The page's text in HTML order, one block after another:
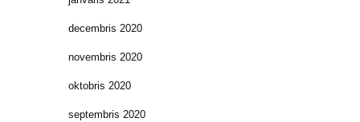
decembris 2020
novembris 2020
oktobris 2020
septembris 2020